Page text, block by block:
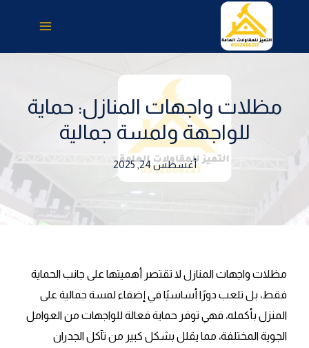
المحتوى
مظلات واجهات المنازل: حماية
للواجهة ولمسة جمالية
أغسطس 24, 2025
مظلات واجهات المنازل لا تقتصر أهميتها على جانب الحماية
فقط، بل تلعب دورًا أساسيًا في إضفاء لمسة جمالية على
المنزل بأكمله، فهي توفر حماية فعالة للواجهات من العوامل
الجوية المختلفة، مما يقلل بشكل كبير من تآكل الجدران